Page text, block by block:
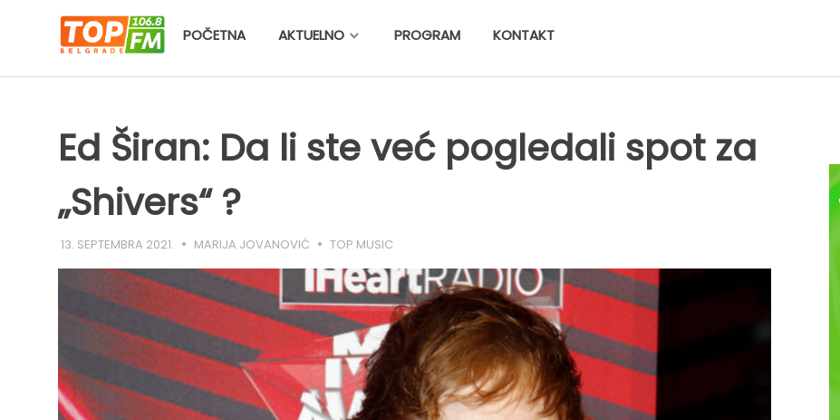
POČETNA AKTUELNO PROGRAM KONTAKT
Ed Širan: Da li ste već pogledali spot za
„Shivers“ ?
13. SEPTEMBRA 2021. MARIJA JOVANOVIĆ TOP MUSIC